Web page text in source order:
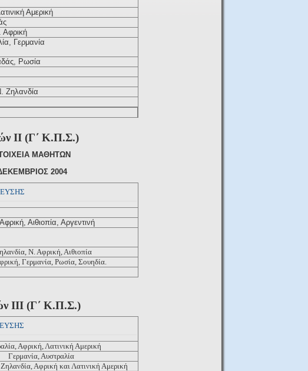
Αμερική
Αφρική
Γερμανία
Ρωσία
Ζηλανδία
ΙΙ (Γ΄ Κ.Π.Σ.)
ΜΑΘΗΤΩΝ
2004
Αιθιοπία, Αργεντινή
Ν. Αφρική, Αιθιοπία
Γερμανία, Ρωσία, Σουηδία.
ΙΙΙ (Γ΄ Κ.Π.Σ.)
Αφρική, Λατινική Αμερική
Γερμανία, Αυστραλία
Αφρική και Λατινική Αμερική